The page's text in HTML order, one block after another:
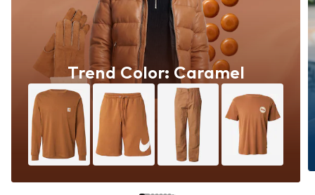
Trend Color: Caramel